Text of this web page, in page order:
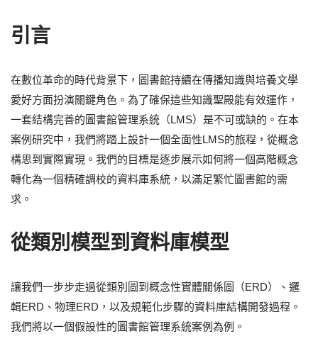
引言
在數位革命的時代背景下，圖書館持續在傳播知識與培養文學
愛好方面扮演關鍵角色。為了確保這些知識聖殿能有效運作，
一套結構完善的圖書館管理系統（LMS）是不可或缺的。在本
案例研究中，我們將踏上設計一個全面性LMS的旅程，從概念
構思到實際實現。我們的目標是逐步展示如何將一個高階概念
轉化為一個精確調校的資料庫系統，以滿足繁忙圖書館的需
求。
從類別模型到資料庫模型
讓我們一步步走過從類別圖到概念性實體關係圖（ERD）、邏
輯ERD、物理ERD，以及規範化步驟的資料庫結構開發過程。
我們將以一個假設性的圖書館管理系統案例為例。